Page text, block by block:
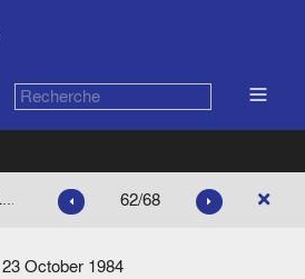
Lettre de G.C. Treutlein à W.F. Somary 62/68
23 October 1984